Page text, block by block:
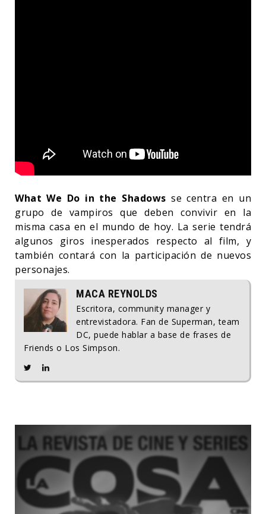
What We Do in the Shadows se centra en un
grupo de vampiros que deben convivir en la
misma casa en el mundo de hoy. La serie tendrá
algunos giros inesperados respecto al film, y
también contará con la participación de nuevos
personajes.
MACA REYNOLDS
Escritora, community manager y
entrevistadora. Fan de Superman, team
DC, puede hablar a base de frases de
Friends o Los Simpson.